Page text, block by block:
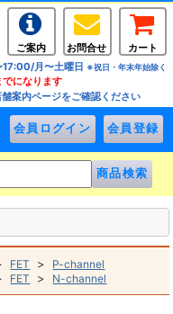
ご案内 お問合せ
カート
月〜土曜日 ※祝日・年末年始除く
でになります
案内ページをご確認ください
FET > P-channel
FET > N-channel